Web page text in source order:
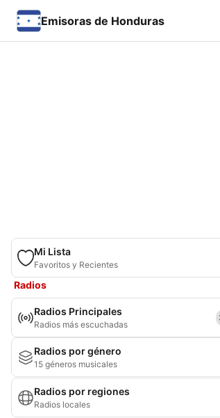
Emisoras de Honduras
Mi Lista
Favoritos y Recientes
Radios
Radios Principales
Radios más escuchadas
Radios por género
15 géneros musicales
Radios por regiones
Radios locales